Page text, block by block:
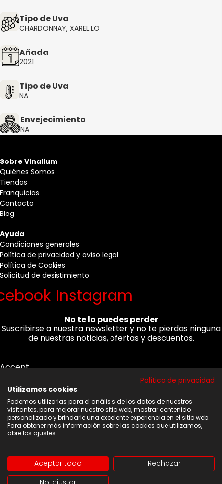
Tipo de Uva
CHARDONNAY, XAREL.LO
Añada
2021
Tipo de Uva
NA
Envejecimiento
NA
Sobre Vinalium
Quiénes Somos
Tiendas
Franquicias
Contacto
Blog
Ayuda
Condiciones generales
Política de privacidad y aviso legal
Política de Cookies
Solicitud de desistimiento
Instagram
No te lo puedes perder
Suscribirse a nuestra newsletter y no te pierdas ninguna
de nuestras noticias, ofertas y descuentos.
Accept
Suscribirse
Copyright © 2026 | Web diseñada y desarrollado por
Política de privacidad
Utilizamos cookies
Podemos utilizarlas para el análisis de los datos de nuestros
visitantes, para mejorar nuestro sitio web, mostrar contenido
personalizado y brindarle una excelente experiencia en el sitio web.
Para obtener más información sobre las cookies que utilizamos,
abre los ajustes.
Aceptar todo
Rechazar